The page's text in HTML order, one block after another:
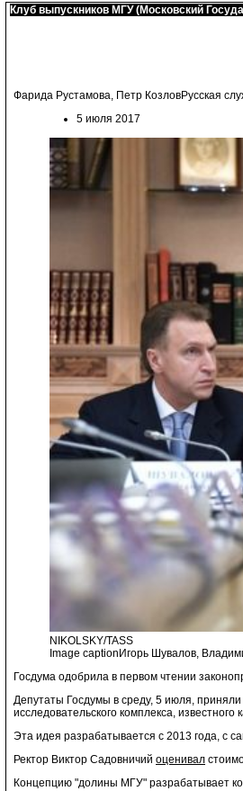
Клуб выпускников МГУ (Московский
Фарида Рустамова, Петр КозловРусская
5 июля 2017
NIKOLSKY/TASS
Image captionИгорь Шувалов,
Госдума одобрила в первом чтении
Депутаты Госдумы в среду, 5 июля,
исследовательского комплекса, известного
Эта идея разрабатывается с 2013 года, с
Ректор Виктор Садовничий оценивал
Концепцию "долины МГУ" разрабатывает